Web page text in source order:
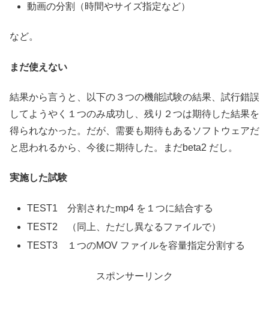
動画の分割（時間やサイズ指定など）
など。
まだ使えない
結果から言うと、以下の３つの機能試験の結果、試行錯誤
してようやく１つのみ成功し、残り２つは期待した結果を
得られなかった。だが、需要も期待もあるソフトウェアだ
と思われるから、今後に期待した。まだbeta2 だし。
実施した試験
TEST1 分割されたmp4 を１つに結合する
TEST2 （同上、ただし異なるファイルで）
TEST3 １つのMOV ファイルを容量指定分割する
スポンサーリンク